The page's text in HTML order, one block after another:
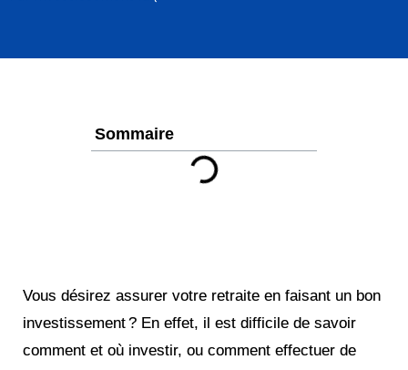
Sommaire
Vous désirez assurer votre retraite en faisant un bon
investissement ? En effet, il est difficile de savoir
comment et où investir, ou comment effectuer de